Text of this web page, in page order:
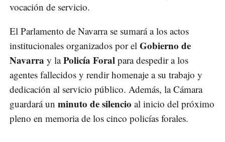
vocación de servicio.
El Parlamento de Navarra se sumará a los actos
institucionales organizados por el Gobierno de
Navarra y laPolicía Foral para despedir a los
agentes fallecidos y rendir homenaje a su trabajo y
dedicación al servicio público. Además, la Cámara
guardará un minuto de silencio al inicio del próximo
pleno en memoria de los cinco policías forales.